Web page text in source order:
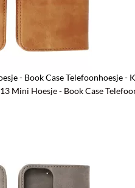
- Book Case Telefoonhoesje
Mini Hoesje - Book Case